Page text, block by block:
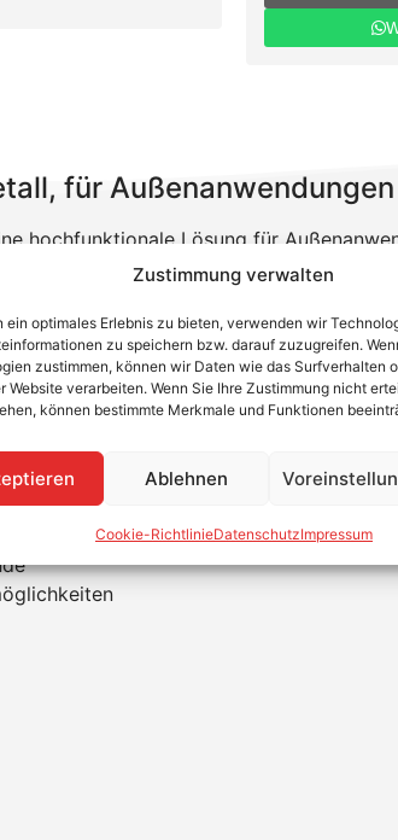
Zustimmung verwalten
ein optimales Erlebnis zu bieten, verwenden wir
zu speichern bzw. darauf zuzugreifen.
zustimmen, können wir Daten wie das Surfverhalten
Website verarbeiten. Wenn Sie Ihre Zustimmung nicht
können bestimmte Merkmale und Funktionen
Ablehnen
Cookie-RichtlinieDatenschutzImpressum
für Außenanwendungen
hochfunktionale Lösung für
zuverlässige Brandabschottung dank
er effektiv die Brandweiterleitung und
die Überwindung von
über Brandwände.
Minuten)